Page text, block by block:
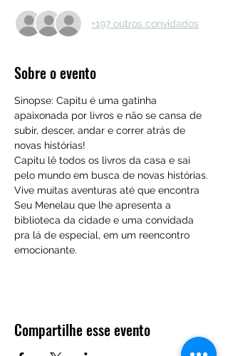
+197 outros convidados
Sobre o evento
Sinopse: Capitu é uma gatinha
apaixonada por livros e não se cansa de
subir, descer, andar e correr atrás de
novas histórias!
Capitu lê todos os livros da casa e sai
pelo mundo em busca de novas histórias.
Vive muitas aventuras até que encontra
Seu Menelau que lhe apresenta a
biblioteca da cidade e uma convidada
pra lá de especial, em um reencontro
emocionante.
Compartilhe esse evento